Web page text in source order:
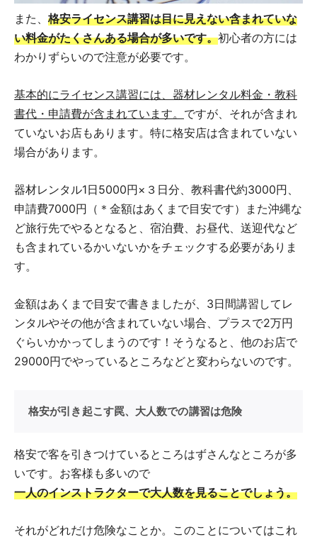
また、 格安ライセンス講習は目に見えない含まれていな
い料金がたくさんある場合が多いです。初心者の方には
わかりずらいので注意が必要です。
基本的にライセンス講習には、器材レンタル料金・教科
書代・申請費が含まれています。 ですが、それが含まれ
ていないお店もあります。特に格安店は含まれていない
場合があります。
器材レンタル1日5000円×３日分、教科書代約3000円、
申請費7000円（＊金額はあくまで目安です）また沖縄な
ど旅行先でやるとなると、宿泊費、お昼代、送迎代など
も含まれているかいないかをチェックする必要がありま
す。
金額はあくまで目安で書きましたが、3日間講習してレ
ンタルやその他が含まれていない場合、プラスで2万円
ぐらいかかってしまうのです！そうなると、他のお店で
29000円でやっているところなどと変わらないのです。
格安が引き起こす罠、大人数での講習は危険
格安で客を引きつけているところはずさんなところが多
いです。お客様も多いので
一人のインストラクターで大人数を見ることでしょう。
それがどれだけ危険なことか。このことについてはこれ